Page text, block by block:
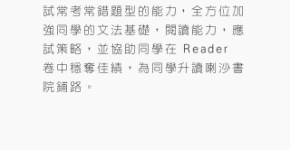
試常考常錯題型的能力，全方位加
強同學的文法基礎，閱讀能力，應
試策略，並協助同學在
Reader
卷中穩奪佳績，為同學升讀喇沙書
院鋪路。